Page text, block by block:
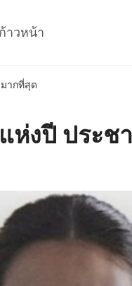
าวหน้า
ากที่สุด
แห่งปี ประ